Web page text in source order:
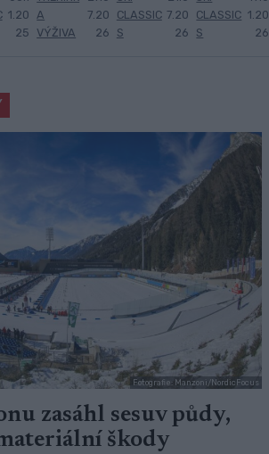
1.20
25
A
VÝŽIVA
7.20
26
CLASSIC
S
7.20
26
CLASSIC
S
1.20
26
Fotografie: Manzoni/NordicFocus
zasáhl sesuv půdy,
škody